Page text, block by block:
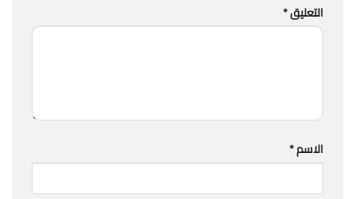
التعليق*
الاسم*